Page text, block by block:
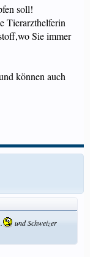
soll!
Tierarzthelferin
Sie immer
können auch
und Schweizer